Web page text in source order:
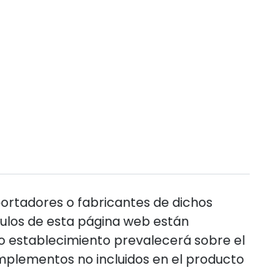
o fabricantes de dichos
de esta página web están
establecimiento prevalecerá sobre el
no incluidos en el producto